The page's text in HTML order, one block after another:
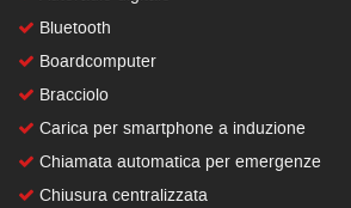
Bluetooth
Boardcomputer
Bracciolo
Carica per smartphone a induzione
Chiamata automatica per emergenze
Chiusura centralizzata